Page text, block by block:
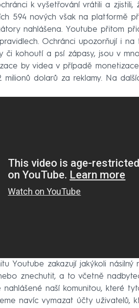
k vyšetřování vrátili a
594 nových však na platformě
nahlášena. Youtube přitom
Ochránci upozorňují i
či kohoutí a psí zápasy, jsou v
by videa v případě
dolarů za reklamy. Na
Youtube zakazují jakýkoli
znechutit, a to včetně
naší komunitou, které
navíc vymazat účty uživatelů,